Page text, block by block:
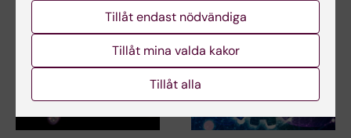
Tillåt endast nödvändiga
Tillåt mina valda kakor
Tillåt alla